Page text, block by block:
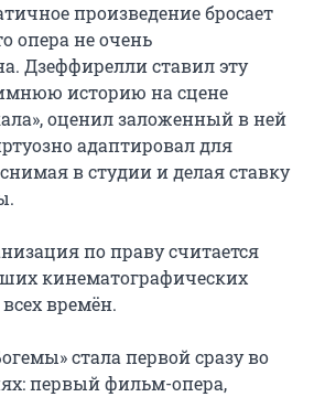
произведение бросает
опера не очень
Дзеффирелли ставил эту
историю на сцене
оценил заложенный в ней
адаптировал для
в студии и делая ставку
по праву считается
кинематографических
времён.
стала первой сразу во
первый фильм-опера,